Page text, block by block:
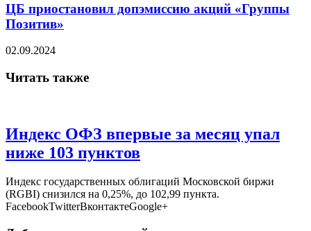
ЦБ приостановил допэмиссию акций «Группы
Позитив»
02.09.2024
Читать также
Индекс ОФЗ впервые за месяц упал
ниже 103 пунктов
Индекс государственных облигаций Московской биржи
(RGBI) снизился на 0,25%, до 102,99 пункта.
FacebookTwitterВконтактеGoogle+